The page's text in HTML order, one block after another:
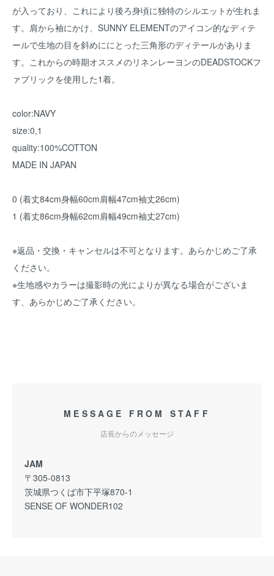
が入っており、これにより後ろ身頃に独特のシルエットが生れま
す。肩から袖にかけ、SUNNY ELEMENTのアイコン的なディテ
ールで生地の目を斜めににとった三角形のディテールがありま
す。これからの時期オススメのリネンレーヨンのDEADSTOCKフ
ァブリックを使用した1着。
color:NAVY
size:0,1
quality:100%COTTON
MADE IN JAPAN
0 (着丈84cm身幅60cm肩幅47cm袖丈26cm)
1 (着丈86cm身幅62cm肩幅49cm袖丈27cm)
※返品・交換・キャンセルは不可となります。あらかじめご了承
ください。
※生地感やカラーは撮影時の光によりが異なる場合がございま
す、あらかじめご了承ください。
MESSAGE FROM STAFF
店長からのメッセージ
JAM
〒305-0813
茨城県つくば市下平塚870-1
SENSE OF WONDER102